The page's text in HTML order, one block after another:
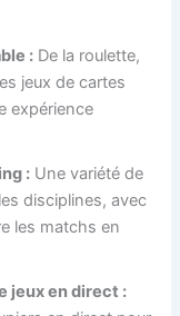
: De la roulette,
jeux de cartes
expérience
: Une variété de
disciplines, avec
les matchs en
jeux en direct :